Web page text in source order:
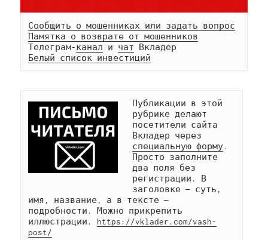
Сообщить о мошенниках или задать вопрос
Памятка о возврате от мошенников
Телеграм-канал и чат
Белый список инвестиций
Публикации в этой
рубрике делают
посетители сайта
специальную форму.
Просто заполните
два поля без
регистрации. В
заголовке — суть,
имя, название, а в тексте —
подробности. Можно прикрепить
иллюстрации. https://vklader.com/vash-
post/